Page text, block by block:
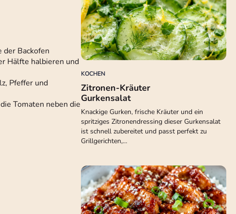
der Backofen
Hälfte halbieren und
Pfeffer und
Tomaten neben die
KOCHEN
Zitronen-Kräuter
Gurkensalat
Knackige Gurken, frische Kräuter und ein
spritziges Zitronendressing dieser Gurkensalat
ist schnell zubereitet und passt perfekt zu
Grillgerichten,…